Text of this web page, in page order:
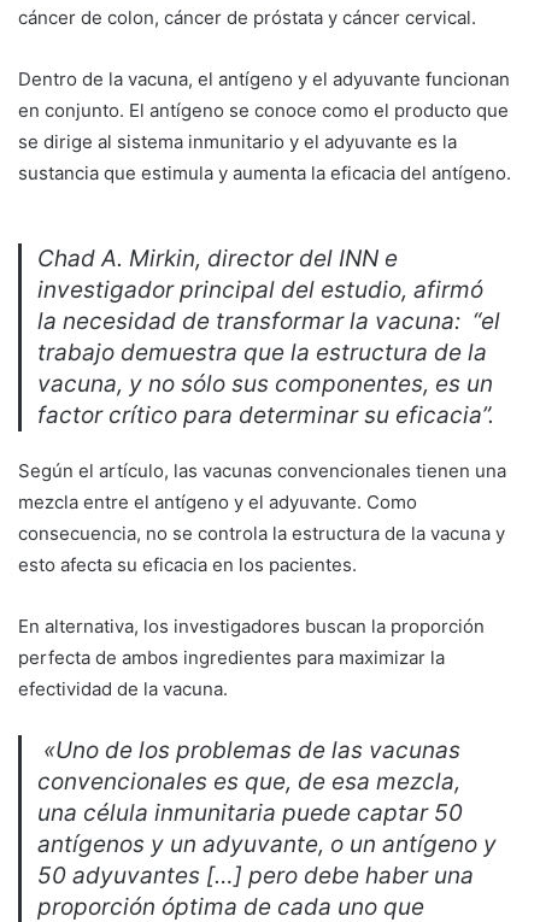
cáncer de colon, cáncer de próstata y cáncer cervical.
Dentro de la vacuna, el antígeno y el adyuvante funcionan
en conjunto. El antígeno se conoce como el producto que
se dirige al sistema inmunitario y el adyuvante es la
sustancia que estimula y aumenta la eficacia del antígeno.
Chad A. Mirkin, director del INN e
investigador principal del estudio, afirmó
la necesidad de transformar la vacuna: “el
trabajo demuestra que la estructura de la
vacuna, y no sólo sus componentes, es un
factor crítico para determinar su eficacia”.
Según el artículo, las vacunas convencionales tienen una
mezcla entre el antígeno y el adyuvante. Como
consecuencia, no se controla la estructura de la vacuna y
esto afecta su eficacia en los pacientes.
En alternativa, los investigadores buscan la proporción
perfecta de ambos ingredientes para maximizar la
efectividad de la vacuna.
«Uno de los problemas de las vacunas
convencionales es que, de esa mezcla,
una célula inmunitaria puede captar 50
antígenos y un adyuvante, o un antígeno y
50 adyuvantes […] pero debe haber una
proporción óptima de cada uno que